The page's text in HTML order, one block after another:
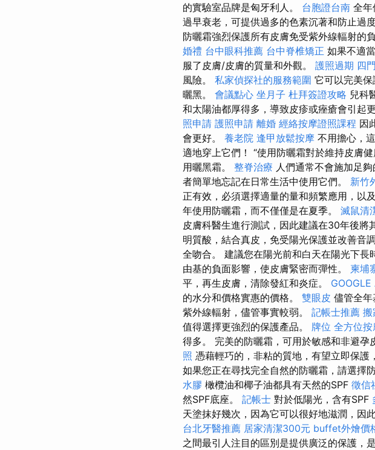
的實驗室品牌是匈牙利人。 台胞證台南 全年
過早衰老，可提供過多的色素沉著和防止過
防曬霜強烈保護所有皮膚免受紫外線輻射的
婚禮 台中眼科推薦 台中脊椎矯正 如果不適
服了皮膚/皮膚的質量和外觀。 護照過期 四
風險。 私家偵探社的服務範圍 它可以完美
曬黑。 會議點心 坐月子 杜拜簽證攻略 兒科
和太陽油都厚得多，導致皮疹或痤瘡會引起
照申請 護照申請 離婚 經絡按摩證照課程 因
會更好。 養老院 逢甲放鬆按摩 不用擔心，
適地穿上它們！ “使用防曬霜對於維持皮膚
用曬黑霜。 整脊治療 人們通常不會施加足
者簡單地忘記在日常生活中使用它們。 新竹
正有效，必須選擇適量的量和頻繁應用，以
年使用防曬霜，而不僅僅是在夏季。 滅鼠清
皮膚科醫生進行測試，因此建議在30年後
明質酸，結合真皮，免受陽光保護並改善音
全吻合。 建議您在陽光前和白天在陽光下
由基的負面影響，使皮膚緊密而彈性。 柬埔
平，再生皮膚，清除發紅和炎症。
的水分和價格實惠的價格。 雙眼皮 儘管全
紫外線輻射，儘管事實較弱。 記帳士推薦 搬
值得選擇更強烈的保護產品。 牌位 全方位按
得多。 完美的防曬霜，可用於敏感和非避孕
照 憑藉輕巧的，非粘的質地，有望立即保護
如果您正在尋找完全自然的防曬霜，請選擇
水膠 橄欖油和椰子油都具有天然的SPF 徵信
然SPF底座。 記帳士 對於低陽光，含有SPF
天塗抹好幾次，因為它可以很好地滋潤，因
台北牙醫推薦 居家清潔300元 buffet外燴價
之間最引人注目的區別是提供廣泛的保護，